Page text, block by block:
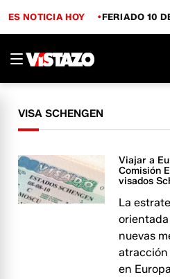
ES NOTICIA HOY FERIADO 10
VISA SCHENGEN
Viajar a
Comisión
visados
La
nuevas
en